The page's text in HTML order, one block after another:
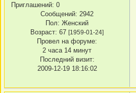
Приглашений: 0
Сообщений: 2942
Пол: Женский
Возраст: 67 [1959-01-24]
Провел на форуме:
2 часа 14 минут
Последний визит:
2009-12-19 18:16:02